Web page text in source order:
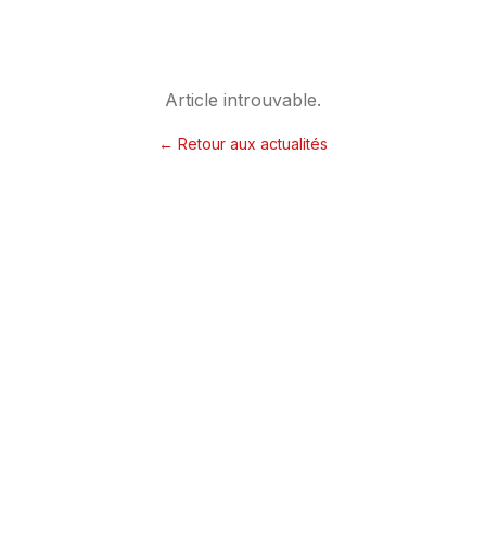
Article introuvable.
← Retour aux actualités